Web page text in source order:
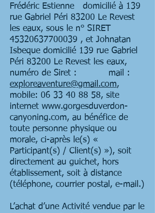
Frédéric Estienne domicilié à 139
rue Gabriel Péri 83200 Le Revest
les eaux, sous le n° SIRET
45320637700039 , et Johnatan
Isbeque domicilié 139 rue Gabriel
Péri 83200 Le Revest les eaux,
numéro de Siret : mail :
exploreaventure@gmail.com,
mobile: 06 33 40 88 58, site
internet www.gorgesduverdon-
canyoning.com, au bénéfice de
toute personne physique ou
morale, ci-après le(s) «
Participant(s) / Client(s) »), soit
directement au guichet, hors
établissement, soit à distance
(téléphone, courrier postal, e-mail.)
L’achat d’une Activité vendue par le